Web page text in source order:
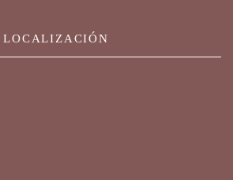
LOCALIZACIÓN